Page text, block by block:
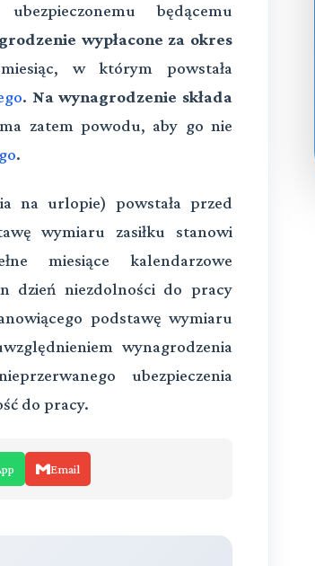
będącemu
wypłacone za okres
w którym powstała
. Na wynagrodzenie składa
zatem powodu, aby go nie
.
na urlopie) powstała przed
wymiaru zasiłku stanowi
miesiące kalendarzowe
dzień niezdolności do pracy
podstawę wymiaru
wynagrodzenia
ubezpieczenia
do pracy.
Email